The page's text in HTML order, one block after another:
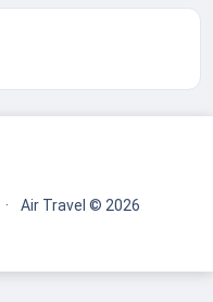
· Air Travel © 2026